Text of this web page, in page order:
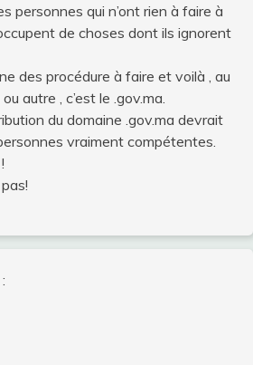
personnes qui n’ont rien à faire à
de choses dont ils ignorent
des procédure à faire et voilà , au
autre , c’est le .gov.ma.
du domaine .gov.ma devrait
vraiment compétentes.